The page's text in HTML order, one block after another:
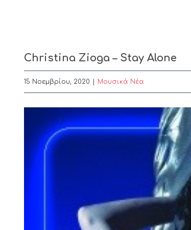
Christina Zioga – Stay Alone
15 Νοεμβρίου, 2020 Μουσικά Νέα
Larger
Image